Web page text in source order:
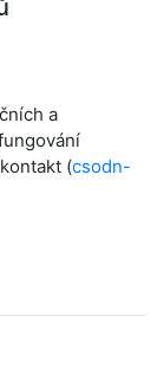
a
(csodn-